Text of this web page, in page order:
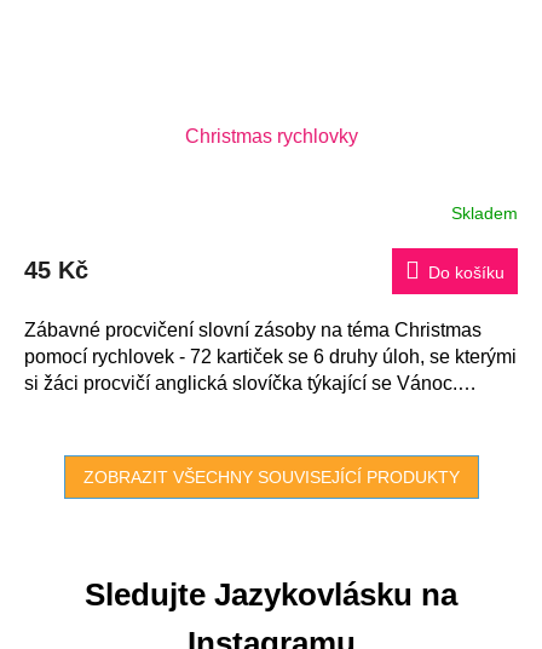
Christmas rychlovky
Skladem
45 Kč Do košíku
Zábavné procvičení slovní zásoby na téma Christmas
pomocí rychlovek - 72 kartiček se 6 druhy úloh, se kterými
si žáci procvičí anglická slovíčka týkající se Vánoc.
ZOBRAZIT VŠECHNY SOUVISEJÍCÍ PRODUKTY
Sledujte Jazykovlásku na